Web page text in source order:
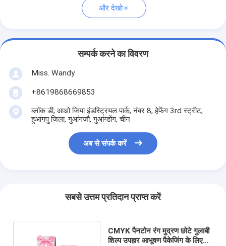
और देखो
सम्पर्क करने का विवरण
Miss. Wandy
+8619868669853
ब्लॉक डी, आओ जिया इंडस्ट्रियल पार्क, नंबर 8, हेफेंग 3rd स्ट्रीट,
हुआंगपु जिला, गुआंगज़ौ, गुआंग्डोंग, चीन
अब से संपर्क करें
सबसे उत्तम प्रतिदान प्राप्त करें
CMYK पैनटोन रंग मुद्रण छोटे गुलाबी
शिल्प उपहार आभूषण पैकेजिंग के लिए